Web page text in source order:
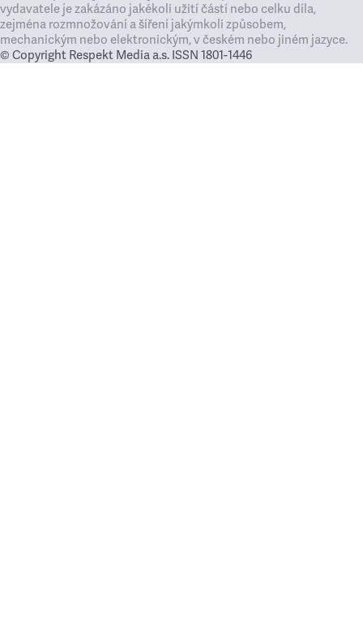
vydavatele je zakázáno jakékoli užití částí nebo celku díla,
zejména rozmnožování a šíření jakýmkoli způsobem,
mechanickým nebo elektronickým, v českém nebo jiném jazyce.
© Copyright Respekt Media a.s. ISSN 1801-1446